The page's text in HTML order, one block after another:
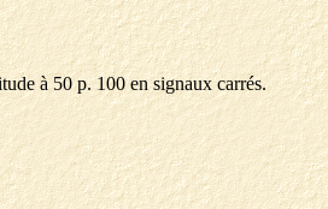
à 50 p. 100 en signaux carrés.